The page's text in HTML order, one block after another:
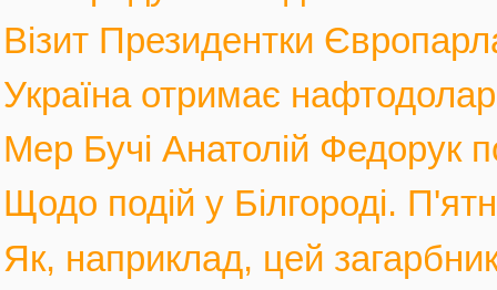
Візит Президентки
Україна отримає
Мер Бучі Анатолій Федорук
Щодо подій у Білгороді.
Як, наприклад, цей